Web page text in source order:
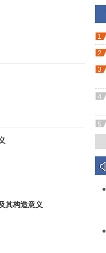
其构造意义
1
2
3
4
5